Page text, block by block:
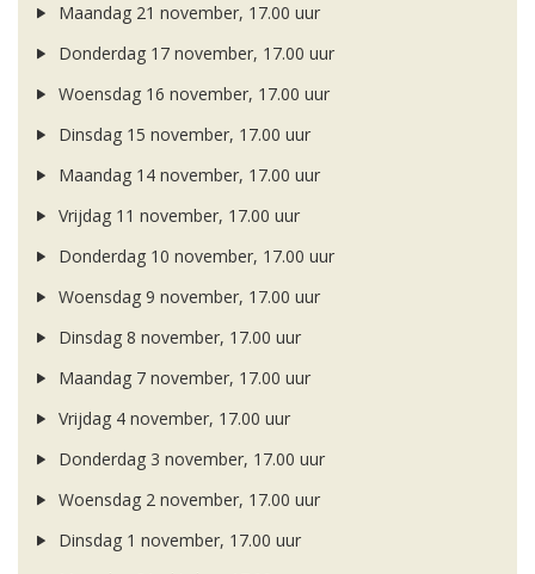
Maandag 21 november, 17.00 uur
Donderdag 17 november, 17.00 uur
Woensdag 16 november, 17.00 uur
Dinsdag 15 november, 17.00 uur
Maandag 14 november, 17.00 uur
Vrijdag 11 november, 17.00 uur
Donderdag 10 november, 17.00 uur
Woensdag 9 november, 17.00 uur
Dinsdag 8 november, 17.00 uur
Maandag 7 november, 17.00 uur
Vrijdag 4 november, 17.00 uur
Donderdag 3 november, 17.00 uur
Woensdag 2 november, 17.00 uur
Dinsdag 1 november, 17.00 uur